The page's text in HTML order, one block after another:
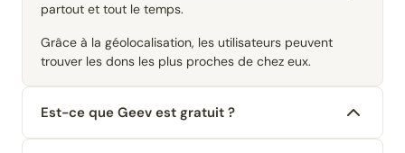
partout et tout le temps.
Grâce à la géolocalisation, les utilisateurs peuvent
trouver les dons les plus proches de chez eux.
Est-ce que Geev est gratuit ?